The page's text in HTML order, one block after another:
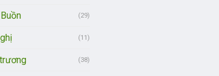
(29)
(11)
(38)